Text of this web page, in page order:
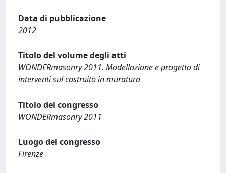
Data di pubblicazione
2012
Titolo del volume degli atti
WONDERmasonry 2011. Modellazione e progetto di
interventi sul costruito in muratura
Titolo del congresso
WONDERmasonry 2011
Luogo del congresso
Firenze